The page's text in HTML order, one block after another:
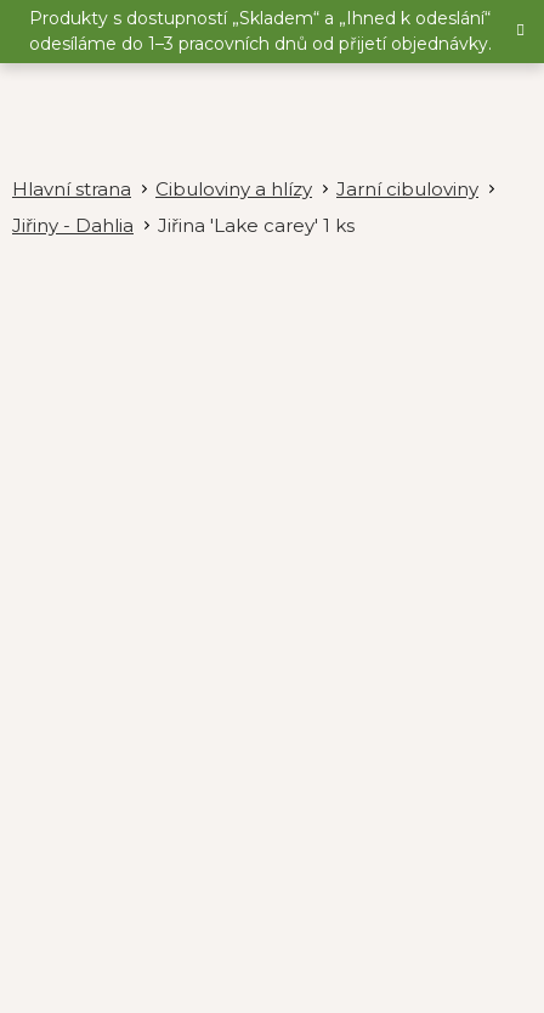
Přejít
obsah
Produkty s dostupností „Skladem“ a „Ihned k odeslání“
odesíláme do 1–3 pracovních dnů od přijetí objednávky.
Cibuloviny a hlízy
Jarní cibuloviny
Jiřiny - Dahlia
Jiřina 'Lake carey' 1 ks